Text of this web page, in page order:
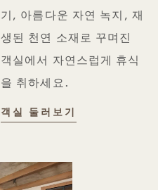
기, 아름다운 자연 녹지, 재
생된 천연 소재로 꾸며진
객실에서 자연스럽게 휴식
을 취하세요.
객실 둘러보기